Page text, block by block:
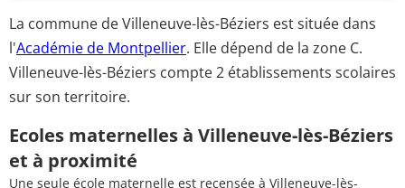
La commune de Villeneuve-lès-Béziers est située dans
l'Académie de Montpellier. Elle dépend de la zone C.
Villeneuve-lès-Béziers compte 2 établissements scolaires
sur son territoire.
Ecoles maternelles à Villeneuve-lès-Béziers
et à proximité
Une seule école maternelle est recensée à Villeneuve-lès-